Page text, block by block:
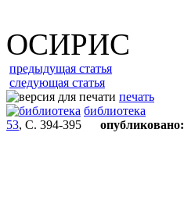
ОСИРИС
предыдущая статья
следующая статья
печать
библиотека
53, С. 394-395 опубликовано: